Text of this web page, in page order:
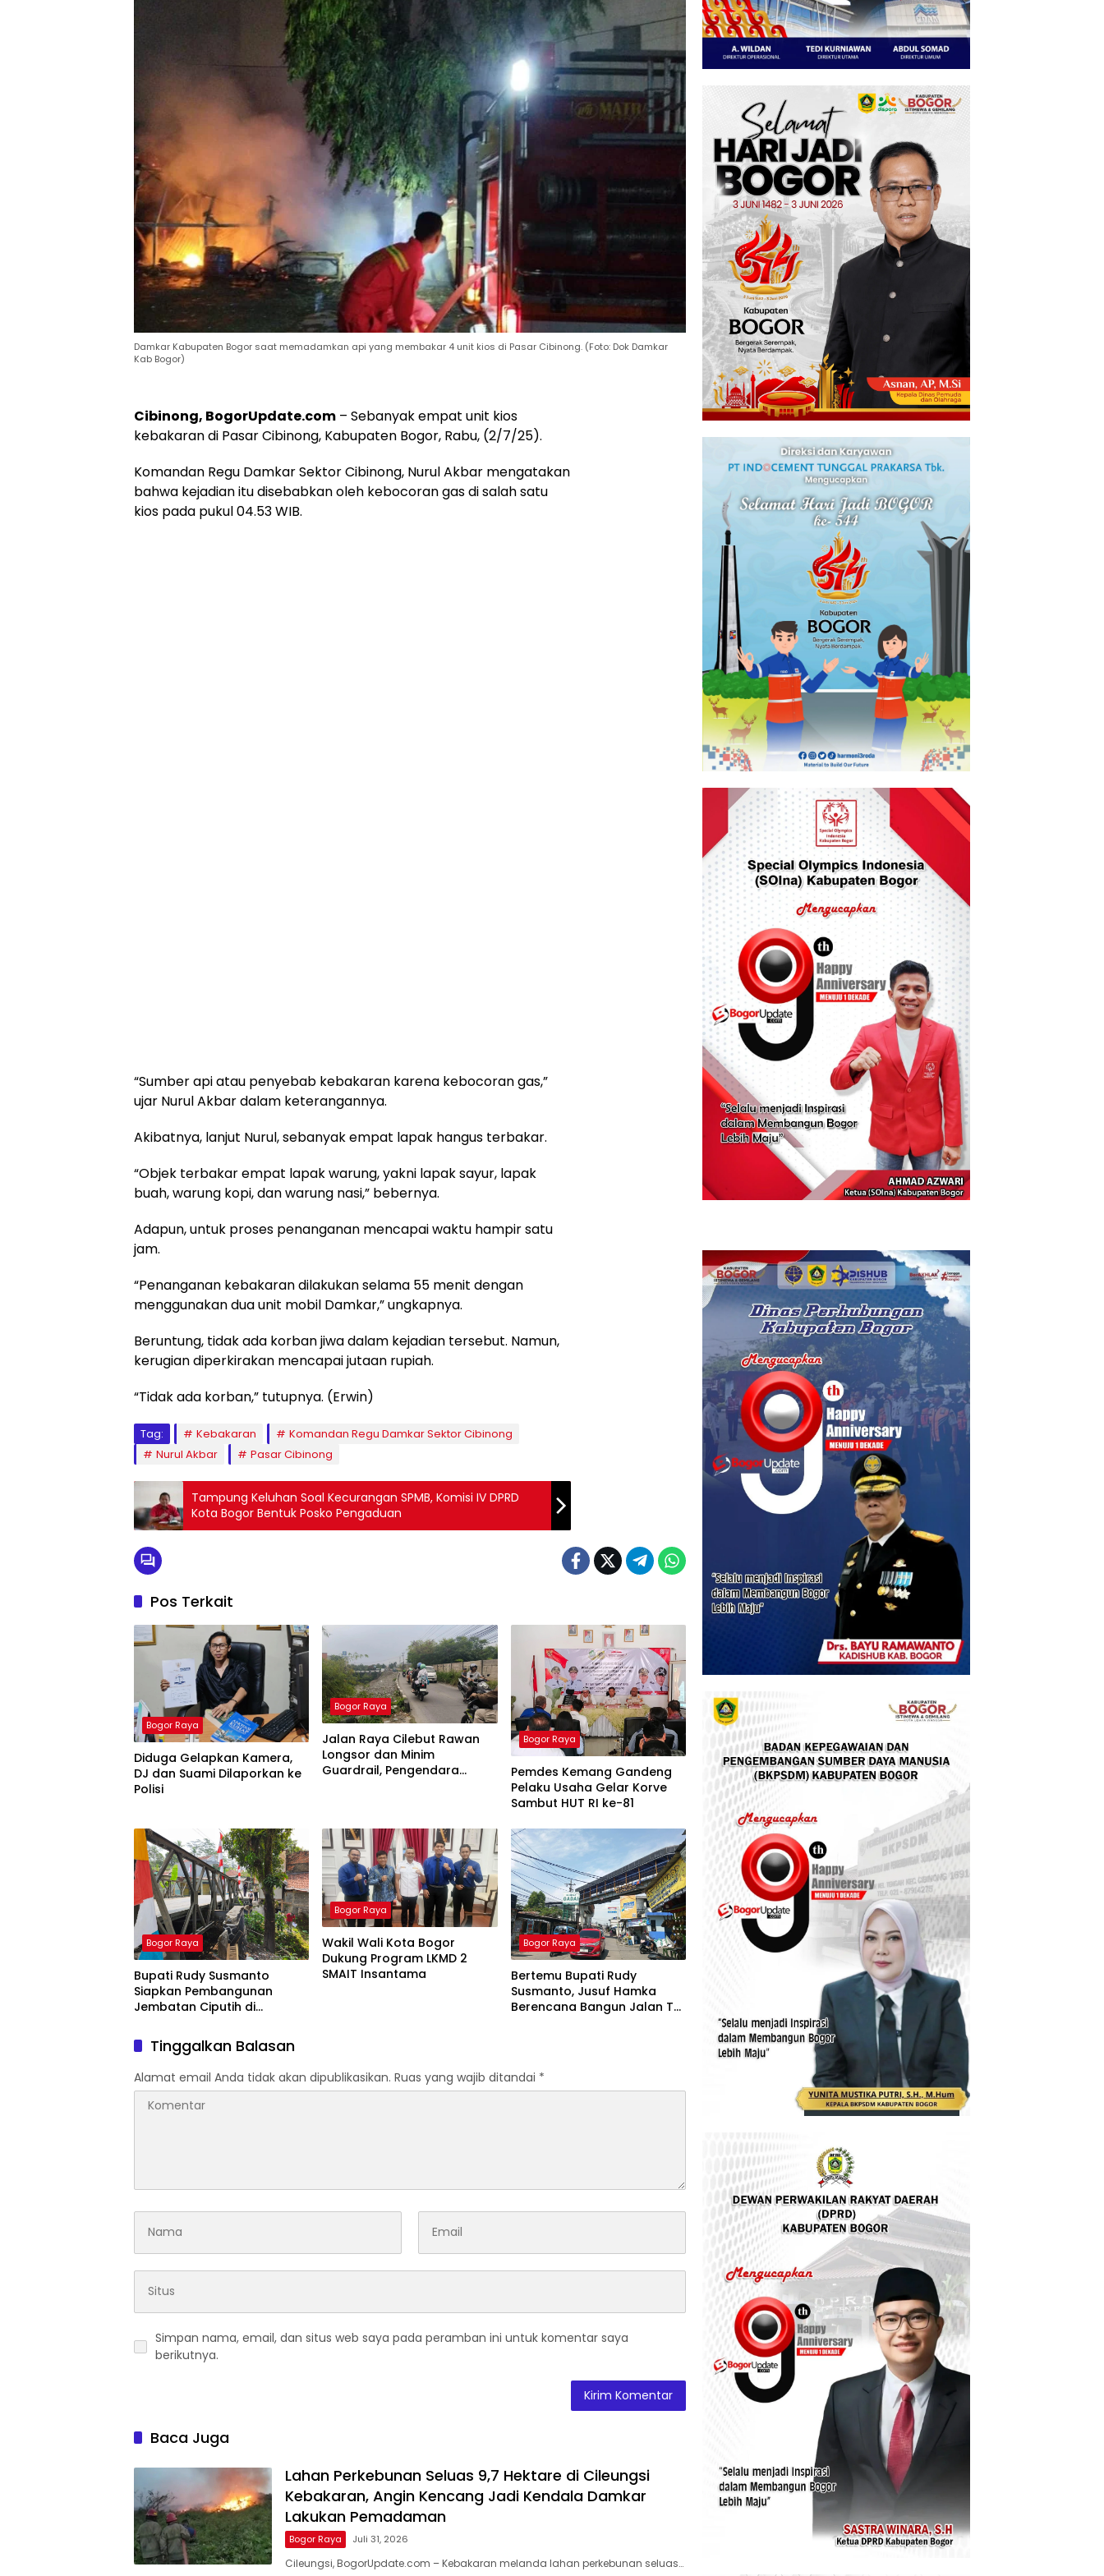
Damkar Kabupaten Bogor saat memadamkan api yang membakar 4 unit kios di Pasar Cibinong. (Foto: Dok Damkar
Kab Bogor)
Cibinong, BogorUpdate.com – Sebanyak empat unit kios
kebakaran di Pasar Cibinong, Kabupaten Bogor, Rabu, (2/7/25).
Komandan Regu Damkar Sektor Cibinong, Nurul Akbar mengatakan
bahwa kejadian itu disebabkan oleh kebocoran gas di salah satu
kios pada pukul 04.53 WIB.
“Sumber api atau penyebab kebakaran karena kebocoran gas,”
ujar Nurul Akbar dalam keterangannya.
Akibatnya, lanjut Nurul, sebanyak empat lapak hangus terbakar.
“Objek terbakar empat lapak warung, yakni lapak sayur, lapak
buah, warung kopi, dan warung nasi,” bebernya.
Adapun, untuk proses penanganan mencapai waktu hampir satu
jam.
“Penanganan kebakaran dilakukan selama 55 menit dengan
menggunakan dua unit mobil Damkar,” ungkapnya.
Beruntung, tidak ada korban jiwa dalam kejadian tersebut. Namun,
kerugian diperkirakan mencapai jutaan rupiah.
“Tidak ada korban,” tutupnya. (Erwin)
Tag: Kebakaran
Komandan Regu Damkar Sektor Cibinong
Nurul Akbar
Pasar Cibinong
Tampung Keluhan Soal Kecurangan SPMB, Komisi IV DPRD
Kota Bogor Bentuk Posko Pengaduan
Pos Terkait
Bogor Raya
Diduga Gelapkan Kamera,
DJ dan Suami Dilaporkan ke
Polisi
Bogor Raya
Jalan Raya Cilebut Rawan
Longsor dan Minim
Guardrail, Pengendara
Bogor Raya
Pemdes Kemang Gandeng
Pelaku Usaha Gelar Korve
Sambut HUT RI ke-81
Bogor Raya
Bupati Rudy Susmanto
Siapkan Pembangunan
Jembatan Ciputih di
Bogor Raya
Wakil Wali Kota Bogor
Dukung Program LKMD 2
SMAIT Insantama
Bogor Raya
Bertemu Bupati Rudy
Susmanto, Jusuf Hamka
Berencana Bangun Jalan Tol
Tinggalkan Balasan
Alamat email Anda tidak akan dipublikasikan. Ruas yang wajib ditandai *
Simpan nama, email, dan situs web saya pada peramban ini untuk komentar saya
berikutnya.
Baca Juga
Lahan Perkebunan Seluas 9,7 Hektare di Cileungsi
Kebakaran, Angin Kencang Jadi Kendala Damkar
Lakukan Pemadaman
Bogor Raya Juli 31, 2026
Cileungsi, BogorUpdate.com – Kebakaran melanda lahan perkebunan seluas…